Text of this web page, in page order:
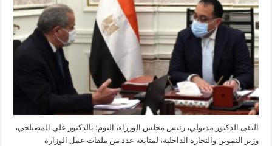
التقى الدكتور مدبولي، رئيس مجلس الوزراء، اليوم؛ بالدكتور علي المصيلحي،
وزير التموين والتجارة ‏الداخلية، لمتابعة عدد من ملفات عمل الوزارة